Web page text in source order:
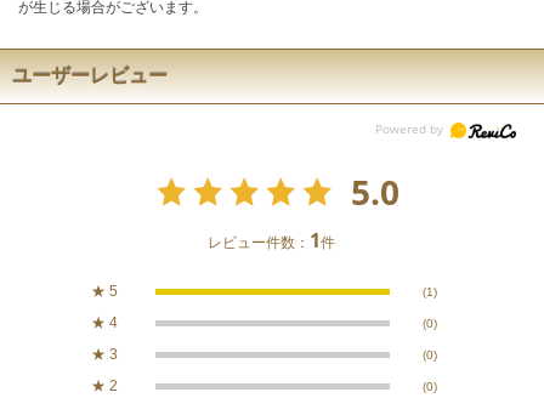
が生じる場合がございます。
ユーザーレビュー
5.0
レビュー件数： 1件
★ 5 (1)
★ 4 (0)
★ 3 (0)
★ 2 (0)